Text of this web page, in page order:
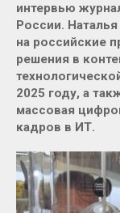
интервью
России.
на российские
решения в
2025 году, а
массовая
кадров в ИТ.